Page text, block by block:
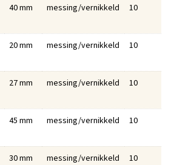
40 mm messing/vernikkeld 10
20 mm messing/vernikkeld 10
27 mm messing/vernikkeld 10
45 mm messing/vernikkeld 10
30 mm messing/vernikkeld 10